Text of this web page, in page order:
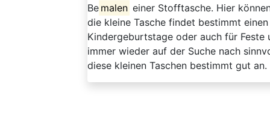
Be malen einer Stofftasche. Hier
die kleine Tasche findet bestimmt
Kindergeburtstage oder auch für
immer wieder auf der Suche nach
diese kleinen Taschen bestimmt gut